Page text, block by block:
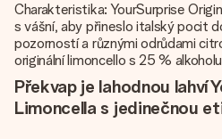
Charakteristika: YourSurprise
s vášní, aby přineslo italský pocit
pozorností a různými odrůdami
originální limoncello s 25 %
Překvap je lahodnou lahví
Limoncella s jedinečnou